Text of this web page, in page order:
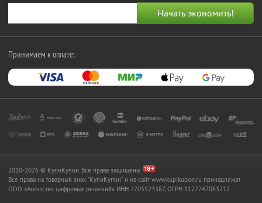
Принимаем к оплате:
2010-2026 © КупиКупон. Все права защищены.
Все права на товарный знак "КупиКупон" и на сайт www.kupikupon.ru принадлежат
OOO «Агентство цифровых решений» ИНН 7705523387, ОГРН 1127747063212